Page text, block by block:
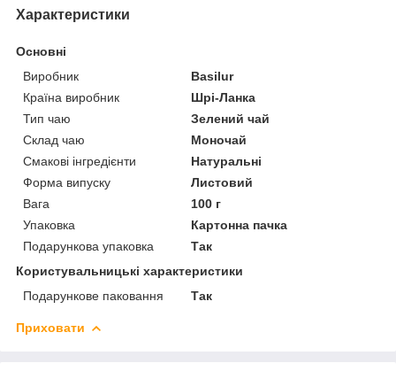
Характеристики
Основні
Виробник
Basilur
Країна виробник
Шрі-Ланка
Тип чаю
Зелений чай
Склад чаю
Моночай
Смакові інгредієнти
Натуральні
Форма випуску
Листовий
Вага
100 г
Упаковка
Картонна пачка
Подарункова упаковка
Так
Користувальницькі характеристики
Подарункове паковання
Так
Приховати